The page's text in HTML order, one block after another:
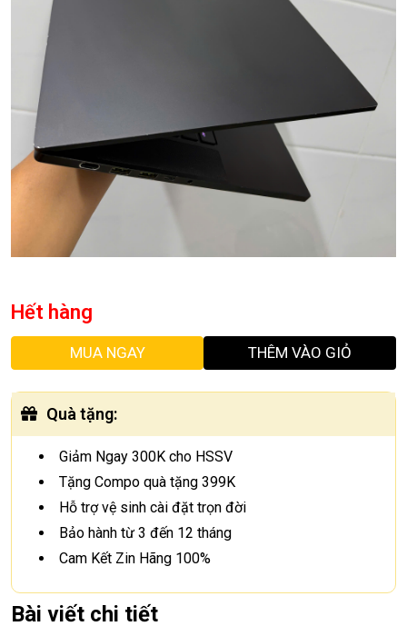
Hết hàng
MUA NGAY THÊM VÀO GIỎ
Quà tặng:
Giảm Ngay 300K cho HSSV
Tặng Compo quà tặng 399K
Hỗ trợ vệ sinh cài đặt trọn đời
Bảo hành từ 3 đến 12 tháng
Cam Kết Zin Hãng 100%
Bài viết chi tiết